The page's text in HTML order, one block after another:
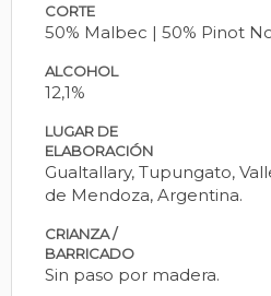
CORTE
50% Malbec | 50% Pinot
ALCOHOL
12,1%
LUGAR DE
ELABORACIÓN
Gualtallary, Tupungato,
de Mendoza, Argentina.
CRIANZA /
BARRICADO
Sin paso por madera.